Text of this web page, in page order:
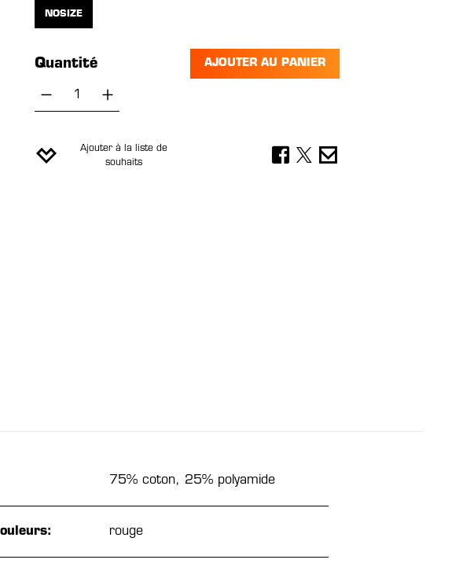
NOSIZE
Quantité
Quantité de produit : Entrez la quantité
AJOUTER AU PANIER
Ajouter à la liste de
souhaits
75% coton, 25% polyamide
rouge